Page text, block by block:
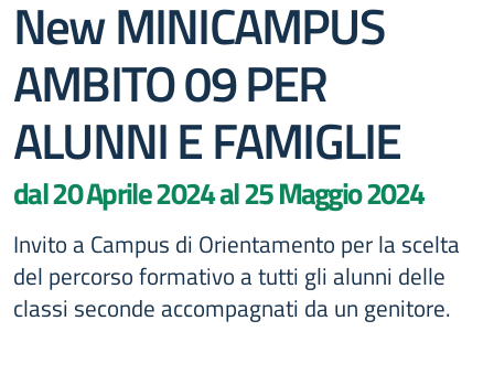
New MINICAMPUS
AMBITO 09 PER
ALUNNI E FAMIGLIE
dal 20 Aprile 2024 al 25 Maggio 2024
Invito a Campus di Orientamento per la scelta
del percorso formativo a tutti gli alunni delle
classi seconde accompagnati da un genitore.